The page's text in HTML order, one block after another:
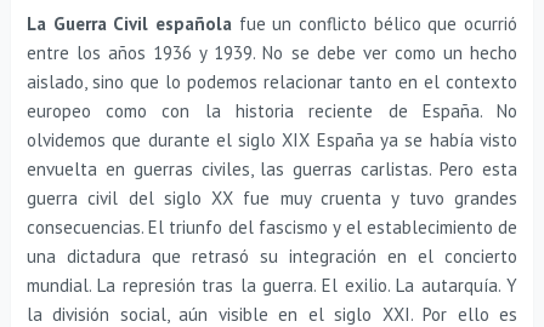
La Guerra Civil españolafue un conflicto bélico que ocurrió
entre los años 1936 y 1939. No se debe ver como un hecho
aislado, sino que lo podemos relacionar tanto en el contexto
europeo como con la historia reciente de España. No
olvidemos que durante el siglo XIX España ya se había visto
envuelta en guerras civiles, las guerras carlistas. Pero esta
guerra civil del siglo XX fue muy cruenta y tuvo grandes
consecuencias. El triunfo del fascismo y el establecimiento de
una dictadura que retrasó su integración en el concierto
mundial. La represión tras la guerra. El exilio. La autarquía. Y
la división social, aún visible en el siglo XXI. Por ello es